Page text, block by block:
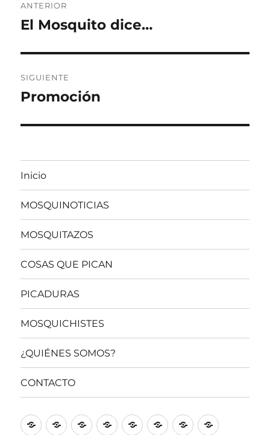
de
ANTERIOR
Entrada
El Mosquito dice…
SIGUIENTE
Entrada
Promoción
Inicio
MOSQUINOTICIAS
MOSQUITAZOS
COSAS QUE PICAN
PICADURAS
MOSQUICHISTES
¿QUIÉNES SOMOS?
CONTACTO
InicioMOSQUINOTICIAS
MOSQUITAZOS
COSASPICADURAS
MOSQUICHISTES
¿QUIÉNES